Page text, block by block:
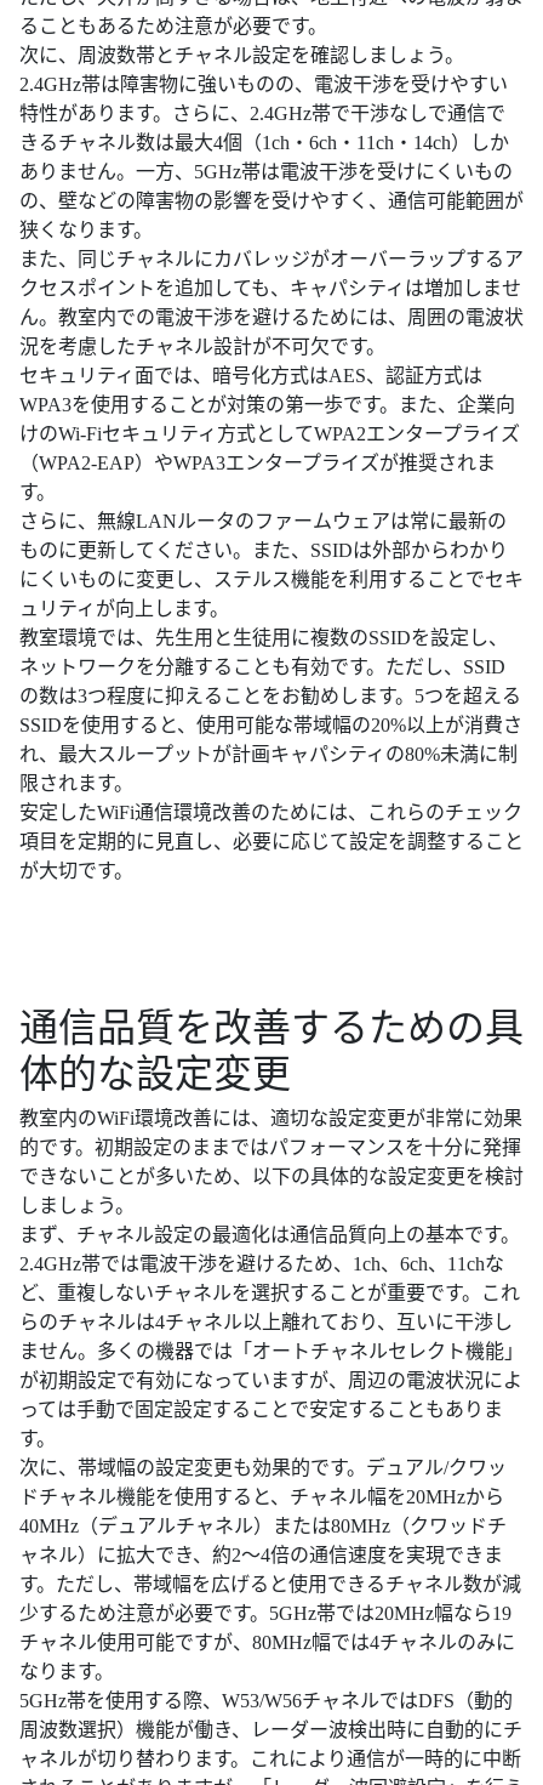
ることもあるため注意が必要です。
次に、周波数帯とチャネル設定を確認しましょう。
2.4GHz帯は障害物に強いものの、電波干渉を受けやすい
特性があります。さらに、2.4GHz帯で干渉なしで通信で
きるチャネル数は最大4個（1ch・6ch・11ch・14ch）しか
ありません。一方、5GHz帯は電波干渉を受けにくいもの
の、壁などの障害物の影響を受けやすく、通信可能範囲が
狭くなります。
また、同じチャネルにカバレッジがオーバーラップするア
クセスポイントを追加しても、キャパシティは増加しませ
ん。教室内での電波干渉を避けるためには、周囲の電波状
況を考慮したチャネル設計が不可欠です。
セキュリティ面では、暗号化方式はAES、認証方式は
WPA3を使用することが対策の第一歩です。また、企業向
けのWi-Fiセキュリティ方式としてWPA2エンタープライズ
（WPA2-EAP）やWPA3エンタープライズが推奨されま
す。
さらに、無線LANルータのファームウェアは常に最新の
ものに更新してください。また、SSIDは外部からわかり
にくいものに変更し、ステルス機能を利用することでセキ
ュリティが向上します。
教室環境では、先生用と生徒用に複数のSSIDを設定し、
ネットワークを分離することも有効です。ただし、SSID
の数は3つ程度に抑えることをお勧めします。5つを超える
SSIDを使用すると、使用可能な帯域幅の20%以上が消費さ
れ、最大スループットが計画キャパシティの80%未満に制
限されます。
安定したWiFi通信環境改善のためには、これらのチェック
項目を定期的に見直し、必要に応じて設定を調整すること
が大切です。
通信品質を改善するための具
体的な設定変更
教室内のWiFi環境改善には、適切な設定変更が非常に効果
的です。初期設定のままではパフォーマンスを十分に発揮
できないことが多いため、以下の具体的な設定変更を検討
しましょう。
まず、チャネル設定の最適化は通信品質向上の基本です。
2.4GHz帯では電波干渉を避けるため、1ch、6ch、11chな
ど、重複しないチャネルを選択することが重要です。これ
らのチャネルは4チャネル以上離れており、互いに干渉し
ません。多くの機器では「オートチャネルセレクト機能」
が初期設定で有効になっていますが、周辺の電波状況によ
っては手動で固定設定することで安定することもありま
す。
次に、帯域幅の設定変更も効果的です。デュアル/クワッ
ドチャネル機能を使用すると、チャネル幅を20MHzから
40MHz（デュアルチャネル）または80MHz（クワッドチ
ャネル）に拡大でき、約2～4倍の通信速度を実現できま
す。ただし、帯域幅を広げると使用できるチャネル数が減
少するため注意が必要です。5GHz帯では20MHz幅なら19
チャネル使用可能ですが、80MHz幅では4チャネルのみに
なります。
5GHz帯を使用する際、W53/W56チャネルではDFS（動的
周波数選択）機能が働き、レーダー波検出時に自動的にチ
ャネルが切り替わります。これにより通信が一時的に中断